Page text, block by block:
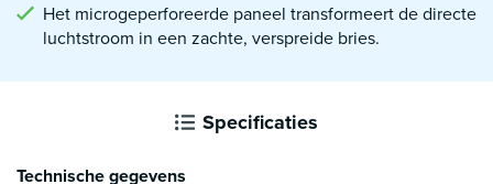
Het microgeperforeerde paneel transformeert de directe
luchtstroom in een zachte, verspreide bries.
Specificaties
Technische gegevens